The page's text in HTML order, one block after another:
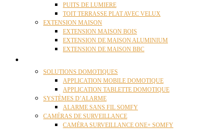
PUITS DE LUMIERE
TOIT TERRASSE PLAT AVEC VELUX
EXTENSION MAISON
EXTENSION MAISON BOIS
EXTENSION DE MAISON ALUMINIUM
EXTENSION DE MAISON BBC
SOLUTIONS DOMOTIQUES
APPLICATION MOBILE DOMOTIQUE
APPLICATION TABLETTE DOMOTIQUE
SYSTÈMES D’ALARME
ALARME SANS FIL SOMFY
CAMÉRAS DE SURVEILLANCE
CAMÉRA SURVEILLANCE ONE+ SOMFY